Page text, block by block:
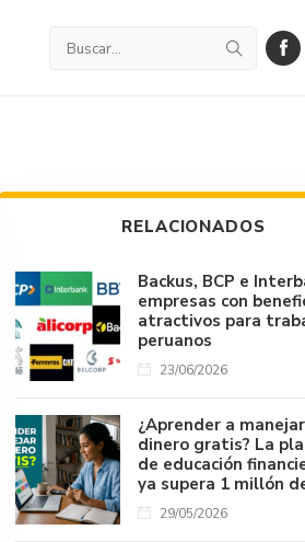
RELACIONADOS
Backus, BCP e
empresas con
atractivos para
peruanos
23/06/2026
¿Aprender a
dinero gratis? La
de educación
ya supera 1 millón
29/05/2026